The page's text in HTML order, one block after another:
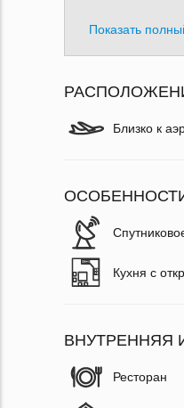
Показать
Близко к
Кухня с
ВНУТРЕННЯЯ
Ресторан